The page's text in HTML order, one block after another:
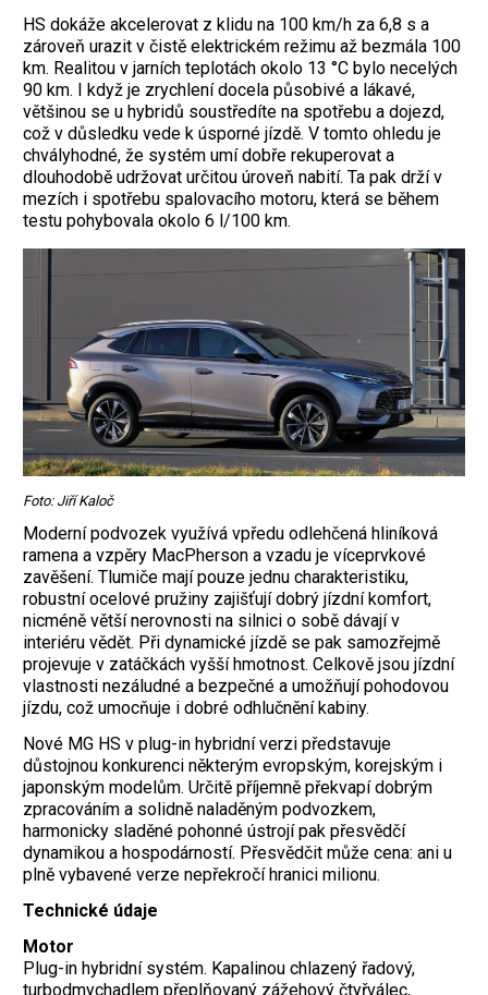
HS dokáže akcelerovat z klidu na 100 km/h za 6,8 s a
zároveň urazit v čistě elektrickém režimu až bezmála 100
km. Realitou v jarních teplotách okolo 13 °C bylo necelých
90 km. I když je zrychlení docela působivé a lákavé,
většinou se u hybridů soustředíte na spotřebu a dojezd,
což v důsledku vede k úsporné jízdě. V tomto ohledu je
chvályhodné, že systém umí dobře rekuperovat a
dlouhodobě udržovat určitou úroveň nabití. Ta pak drží v
mezích i spotřebu spalovacího motoru, která se během
testu pohybovala okolo 6 l/100 km.
Foto: Jiří Kaloč
Moderní podvozek využívá vpředu odlehčená hliníková
ramena a vzpěry MacPherson a vzadu je víceprvkové
zavěšení. Tlumiče mají pouze jednu charakteristiku,
robustní ocelové pružiny zajišťují dobrý jízdní komfort,
nicméně větší nerovnosti na silnici o sobě dávají v
interiéru vědět. Při dynamické jízdě se pak samozřejmě
projevuje v zatáčkách vyšší hmotnost. Celkově jsou jízdní
vlastnosti nezáludné a bezpečné a umožňují pohodovou
jízdu, což umocňuje i dobré odhlučnění kabiny.
Nové MG HS v plug-in hybridní verzi představuje
důstojnou konkurenci některým evropským, korejským i
japonským modelům. Určitě příjemně překvapí dobrým
zpracováním a solidně naladěným podvozkem,
harmonicky sladěné pohonné ústrojí pak přesvědčí
dynamikou a hospodárností. Přesvědčit může cena: ani u
plně vybavené verze nepřekročí hranici milionu.
Technické údaje
Motor
Plug-in hybridní systém. Kapalinou chlazený řadový,
turbodmychadlem přeplňovaný zážehový čtyřválec,